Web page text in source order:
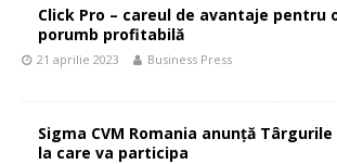
Click Pro – careul de avantaje pentru
porumb profitabilă
21 aprilie 2023 Business Press
Sigma CVM Romania anunță
la care va participa